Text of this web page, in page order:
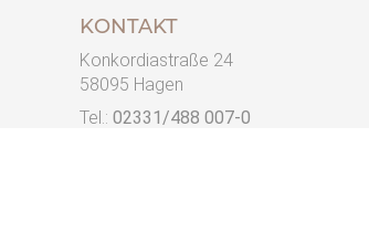
KONTAKT
Konkordiastraße 24
58095 Hagen
Tel.: 02331/488 007-0